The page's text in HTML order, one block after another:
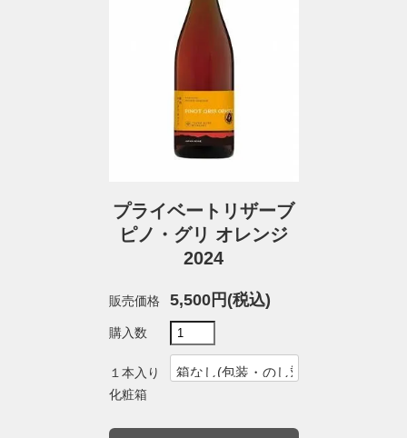
プライベートリザーブ
ピノ・グリ オレンジ
2024
販売価格 5,500円(税込)
購入数
１本入り
化粧箱